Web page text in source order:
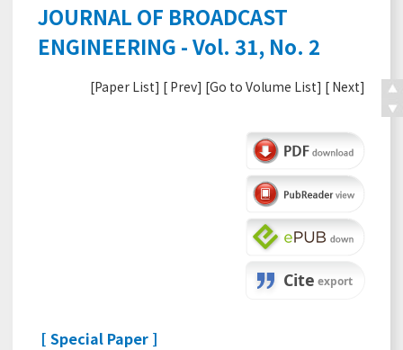
JOURNAL OF BROADCAST
ENGINEERING - Vol. 31, No. 2
[Paper List] [ Prev] [Go to Volume List] [ Next]
[ Special Paper ]